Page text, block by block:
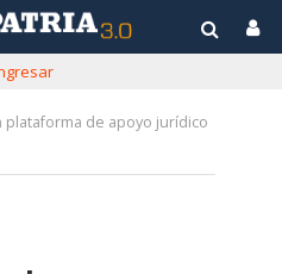
plataforma de apoyo jurídico